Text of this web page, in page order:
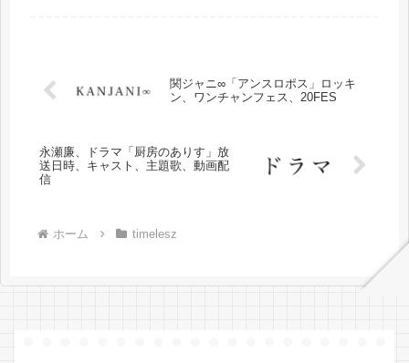
関ジャニ∞「アンスロポス」ロッキ
ン、ワンチャンフェス、20FES
永瀬廉、ドラマ「厨房のありす」放
送日時、キャスト、主題歌、動画配
信
ホーム timelesz